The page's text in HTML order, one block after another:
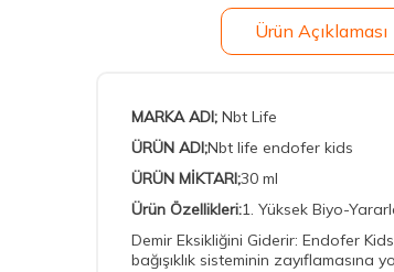
Ürün Açıklaması
MARKA ADI; Nbt Life
ÜRÜN ADI;Nbt life endofer kids
ÜRÜN MİKTARI;30 ml
Ürün Özellikleri:1. Yüksek Biyo-
Demir Eksikliğini Giderir: Endofer
bağışıklık sisteminin